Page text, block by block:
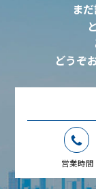
ま
どうぞ
営業時